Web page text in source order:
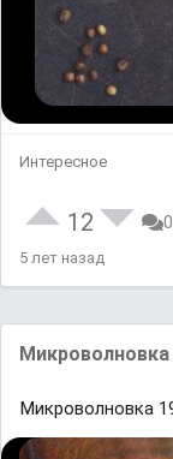
Интересное
12
5 лет назад
Микроволновка